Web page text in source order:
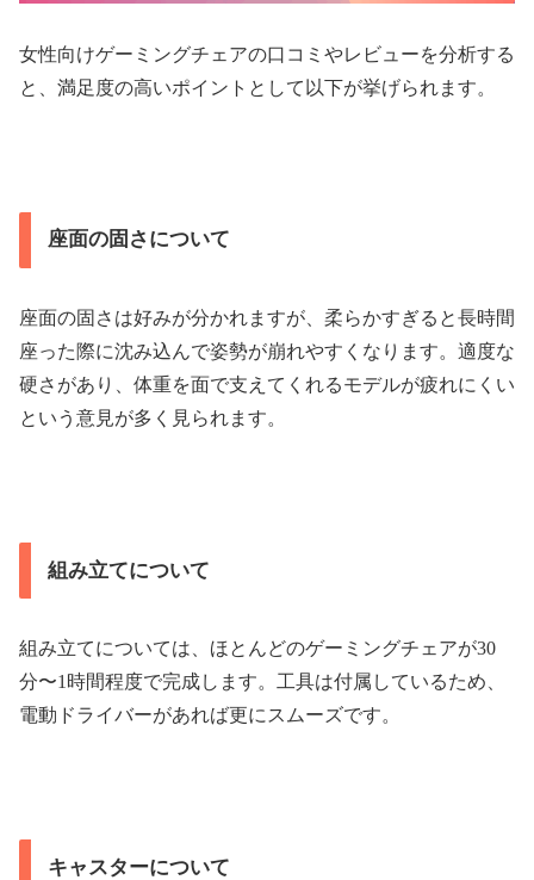
女性向けゲーミングチェアの口コミやレビューを分析する
と、満足度の高いポイントとして以下が挙げられます。
座面の固さについて
座面の固さは好みが分かれますが、柔らかすぎると長時間
座った際に沈み込んで姿勢が崩れやすくなります。適度な
硬さがあり、体重を面で支えてくれるモデルが疲れにくい
という意見が多く見られます。
組み立てについて
組み立てについては、ほとんどのゲーミングチェアが30
分〜1時間程度で完成します。工具は付属しているため、
電動ドライバーがあれば更にスムーズです。
キャスターについて